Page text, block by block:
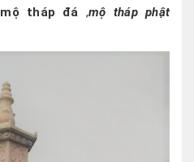
mộ tháp đá ,mộ tháp phật